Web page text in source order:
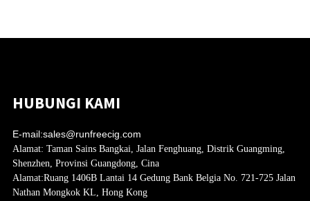
HUBUNGI KAMI
E-mail:sales@runfreecig.com
Alamat: Taman Sains Bangkai, Jalan Fenghuang, Distrik Guangming,
Shenzhen, Provinsi Guangdong, Cina
Alamat:Ruang 1406B Lantai 14 Gedung Bank Belgia No. 721-725 Jalan
Nathan Mongkok KL, Hong Kong